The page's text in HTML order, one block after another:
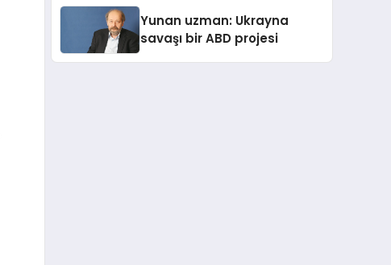
Yunan uzman: Ukrayna
savaşı bir ABD projesi